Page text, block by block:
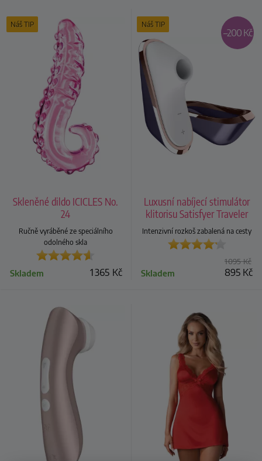
Náš TIP
Skleněné dildo ICICLES No.
24
Ručně vyráběné ze speciálního
odolného skla
1 365 Kč
Skladem
Náš TIP
–200 Kč
Luxusní nabíjecí stimulátor
klitorisu Satisfyer Traveler
Intenzivní rozkoš zabalená na cesty
1 095Kč
895 Kč
Skladem